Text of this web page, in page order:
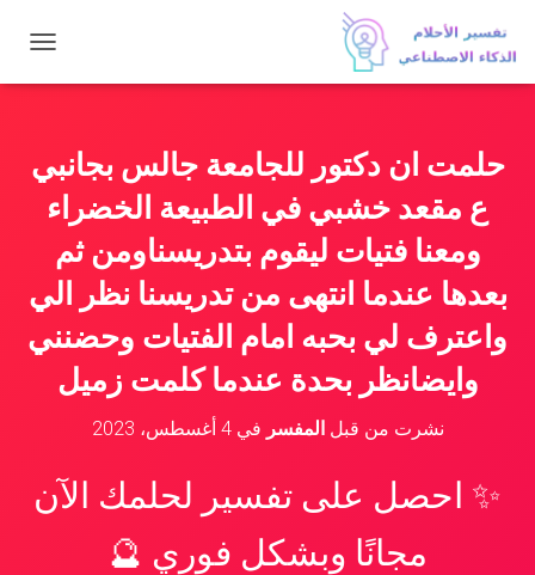
ب
ا
حلمت ان دكتور للجامعة جالس بجانبي
ع مقعد خشبي في الطبيعة الخضراء
ومعنا فتيات ليقوم بتدريسناومن ثم
بعدها عندما انتهى من تدريسنا نظر الي
واعترف لي بحبه امام الفتيات وحضنني
وايضانظر بحدة عندما كلمت زميل
نشرت من قبلالمفسر في4 أغسطس، 2023
✨ احصل على تفسير لحلمك الآن
مجانًا وبشكل فوري 🔮